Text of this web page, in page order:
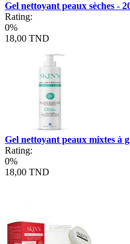
Gel nettoyant peaux sèches -
Rating:
0%
18,00 TND
Gel nettoyant peaux mixtes à
Rating:
0%
18,00 TND